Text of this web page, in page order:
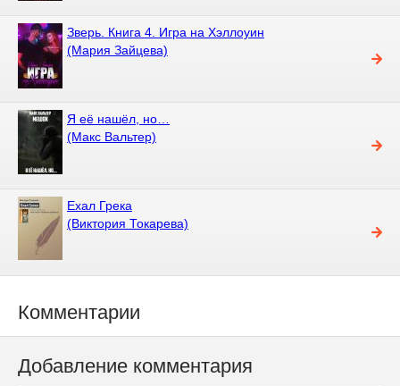
Зверь. Книга 4. Игра на Хэллоуин
(Мария Зайцева)
Я её нашёл, но…
(Макс Вальтер)
Ехал Грека
(Виктория Токарева)
Комментарии
Добавление комментария